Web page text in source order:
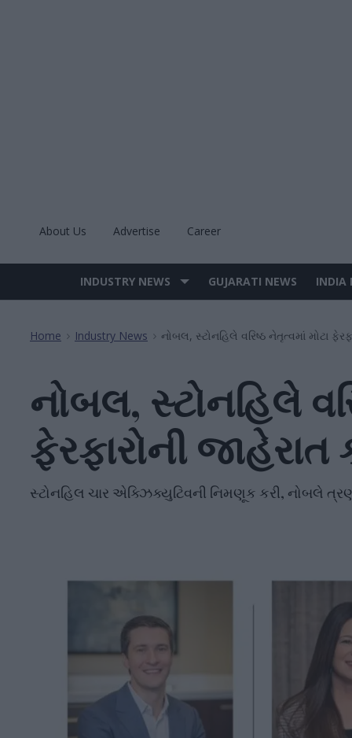
About Us Advertise Career
Site
INDUSTRY NEWS GUJARATI NEWS INDIA
Home > Industry News > નોબલ, સ્ટોનહિલે વરિષ્ઠ નેતૃત્વમાં મોટા
નોબલ, સ્ટોનહિલે
ફેરફારોની જાહેરાત
સ્ટોનહિલ ચાર એક્ઝિક્યુટિવની નિમણૂક કરી, નોબલે